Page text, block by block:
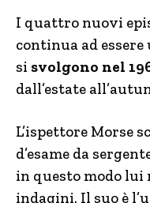
I quattro nuovi
continua ad
si svolgono nel
dall’estate
L’ispettore Morse
d’esame da
in questo modo lui
indagini. Il suo è